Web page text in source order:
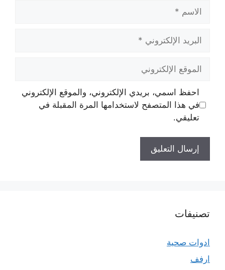
الاسم
البريد
الإلكتروني
الموقع
الإلكتروني
احفظ اسمي، بريدي الإلكتروني، والموقع الإلكتروني
في هذا المتصفح لاستخدامها المرة المقبلة في
تعليقي.
تصنيفات
ادوات صحية
ارفف